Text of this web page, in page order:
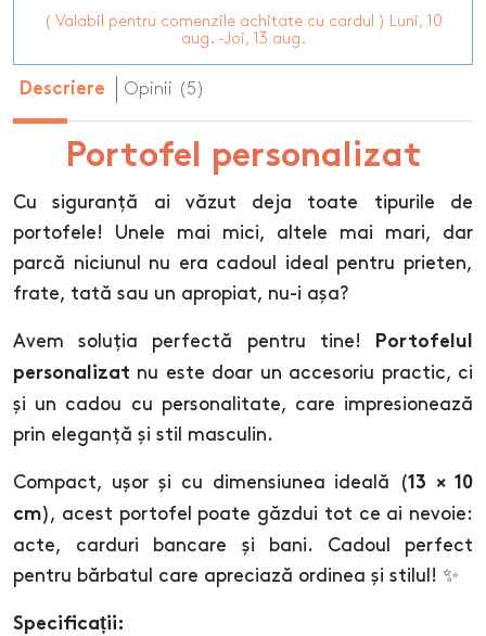
( Valabil pentru comenzile achitate cu cardul ) Luni, 10
aug. -Joi, 13 aug.
Descriere Opinii (5)
Portofel personalizat
Cu siguranță ai văzut deja toate tipurile de
portofele! Unele mai mici, altele mai mari, dar
parcă niciunul nu era cadoul ideal pentru prieten,
frate, tată sau un apropiat, nu-i așa?
Avem soluția perfectă pentru tine!
Portofelul
personalizat nu este doar un accesoriu practic, ci
și un cadou cu personalitate, care impresionează
prin eleganță și stil masculin.
Compact, ușor și cu dimensiunea ideală (13 × 10
cm), acest portofel poate găzdui tot ce ai nevoie:
acte, carduri bancare și bani. Cadoul perfect
pentru bărbatul care apreciază ordinea și stilul! ✨
Specificații: